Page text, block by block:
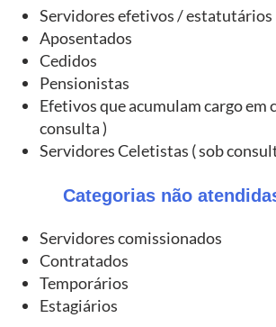
Servidores efetivos / estatutários
Aposentados
Cedidos
Pensionistas
Efetivos que acumulam cargo em
consulta )
Servidores Celetistas ( sob
Categorias não
Servidores comissionados
Contratados
Temporários
Estagiários